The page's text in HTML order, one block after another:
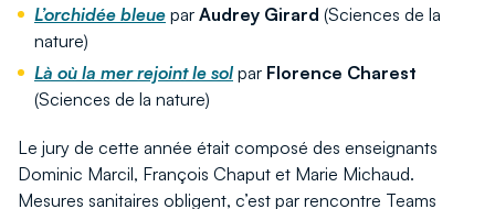
L’orchidée bleue par Audrey Girard (Sciences de la
nature)
Là où la mer rejoint le sol par Florence Charest
(Sciences de la nature)
Le jury de cette année était composé des enseignants
Dominic Marcil, François Chaput et Marie Michaud.
Mesures sanitaires obligent, c’est par rencontre Teams